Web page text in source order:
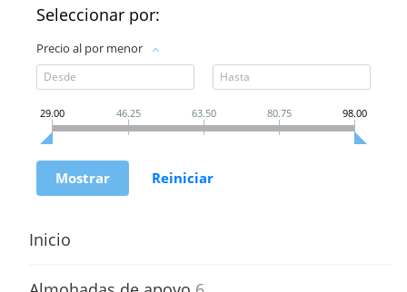
Seleccionar por:
Precio al por menor
29.00 46.25 63.50 80.75 98.00
Inicio